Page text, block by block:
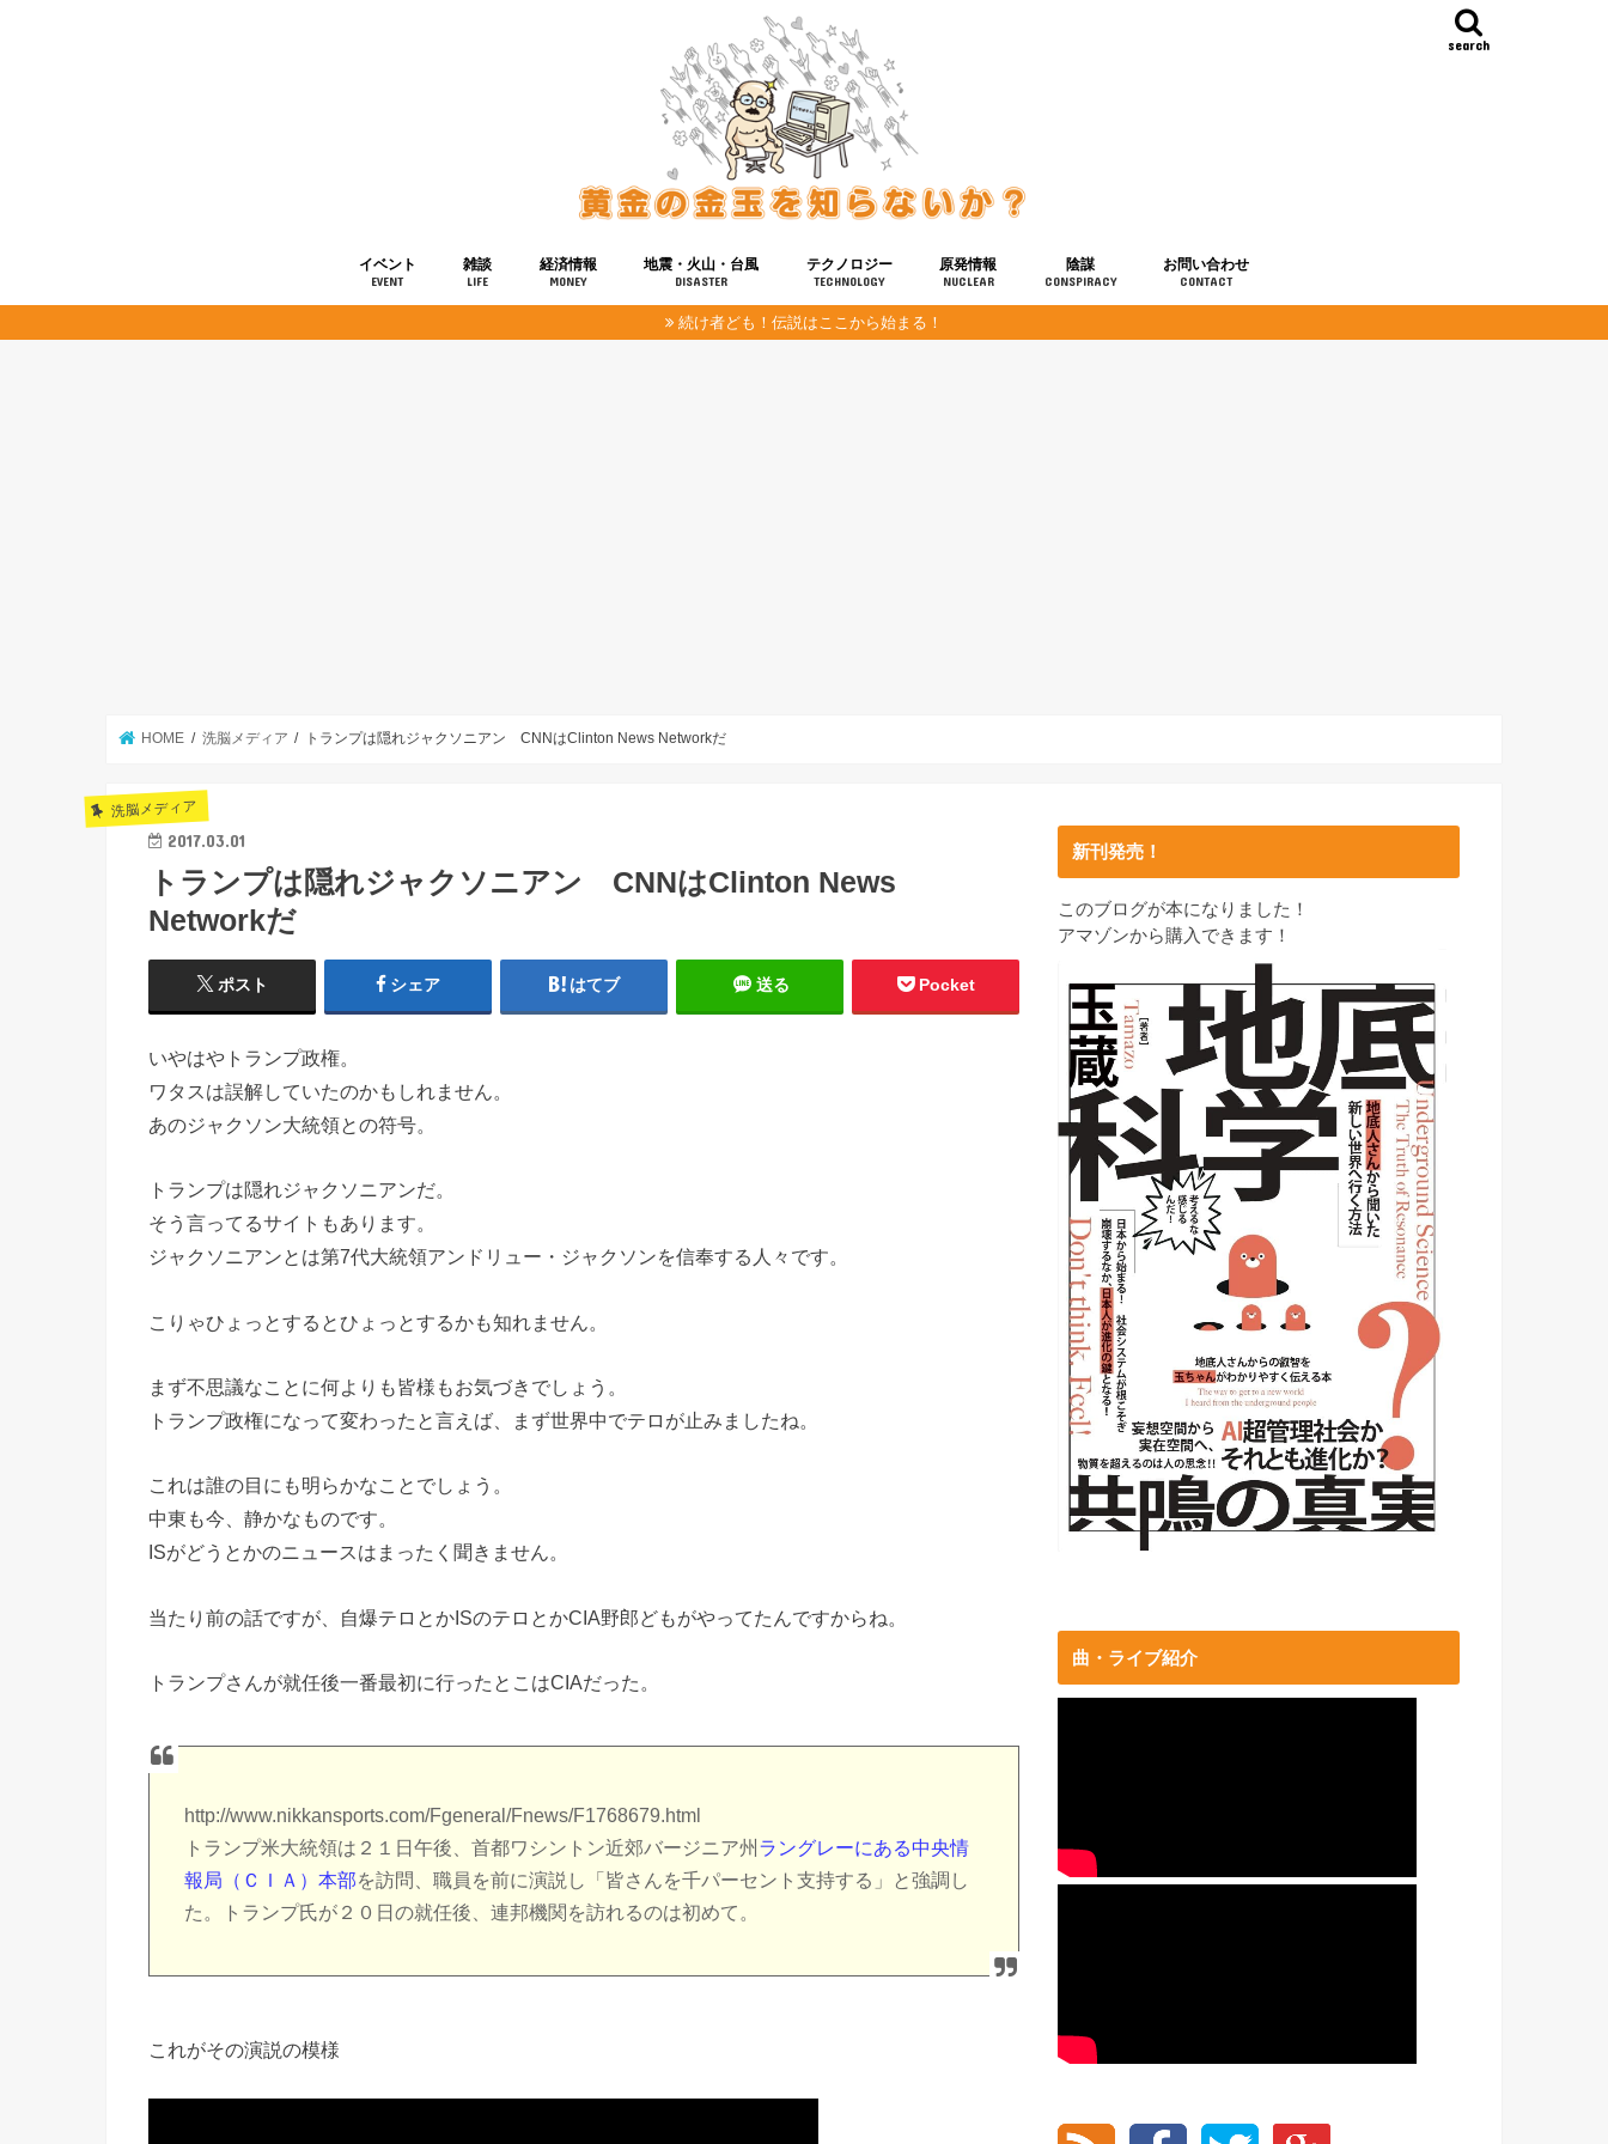
search
イベント
EVENT
雑談
LIFE
経済情報
MONEY
地震・火山・台風
DISASTER
テクノロジー
TECHNOLOGY
健康
宇宙
原発情報
NUCLEAR
陰謀
CONSPIRACY
お問い合わせ
CONTACT
続け者ども！伝説はここから始まる！
HOME 洗脳メディア トランプは隠れジャクソニアン CNNはClinton News Networkだ
洗脳メディア
2017.03.01
トランプは隠れジャクソニアン CNNはClinton News
Networkだ
ポスト シェア はてブ 送る Pocket
いやはやトランプ政権。
ワタスは誤解していたのかもしれません。
あのジャクソン大統領との符号。
トランプは隠れジャクソニアンだ。
そう言ってるサイトもあります。
ジャクソニアンとは第7代大統領アンドリュー・ジャクソンを信奉する人々です。
こりゃひょっとするとひょっとするかも知れません。
まず不思議なことに何よりも皆様もお気づきでしょう。
トランプ政権になって変わったと言えば、まず世界中でテロが止みましたね。
これは誰の目にも明らかなことでしょう。
中東も今、静かなものです。
ISがどうとかのニュースはまったく聞きません。
当たり前の話ですが、自爆テロとかISのテロとかCIA野郎どもがやってたんですからね。
トランプさんが就任後一番最初に行ったとこはCIAだった。
http://www.nikkansports.com/Fgeneral/Fnews/F1768679.html
トランプ米大統領は２１日午後、首都ワシントン近郊バージニア州 ラングレーにある中央情
報局（ＣＩＡ）本部を訪問、職員を前に演説し「皆さんを千パーセント支持する」と強調し
た。トランプ氏が２０日の就任後、連邦機関を訪れるのは初めて。
これがその演説の模様
新刊発売！
このブログが本になりました！
アマゾンから購入できます！
曲・ライブ紹介